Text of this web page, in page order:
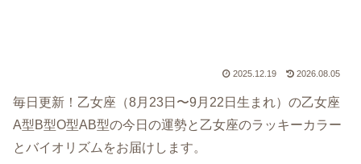
2025.12.19 2026.08.05
毎日更新！乙女座（8月23日〜9月22日生まれ）の乙女座
A型B型O型AB型の今日の運勢と乙女座のラッキーカラー
とバイオリズムをお届けします。